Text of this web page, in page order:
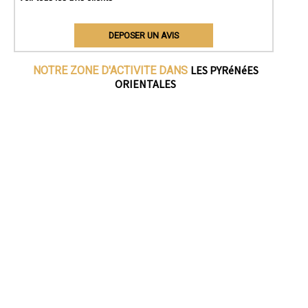
DEPOSER UN AVIS
NOTRE ZONE D'ACTIVITE DANS LES PYRéNéES
ORIENTALES